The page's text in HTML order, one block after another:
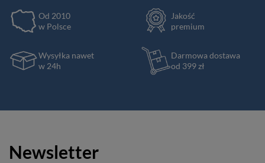
Od 2010
w Polsce
Jakość
premium
Wysyłka nawet
w 24h
Darmowa dostawa
od 399 zł
Newsletter